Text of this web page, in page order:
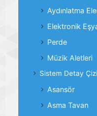
Aydınlatma
Elektronik
Perde
Müzik Aletleri
Sistem Detay
Asansör
Asma Tavan